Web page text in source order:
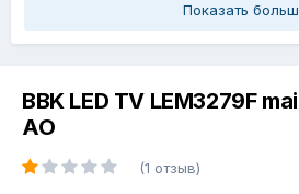
Показать
BBK LED TV LEM3279F
AO
(1 отзыв)